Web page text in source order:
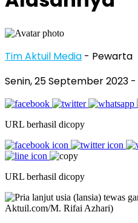
Tim Aktuil Media - Pewarta
Senin, 25 September 2023 -
URL berhasil dicopy
URL berhasil dicopy